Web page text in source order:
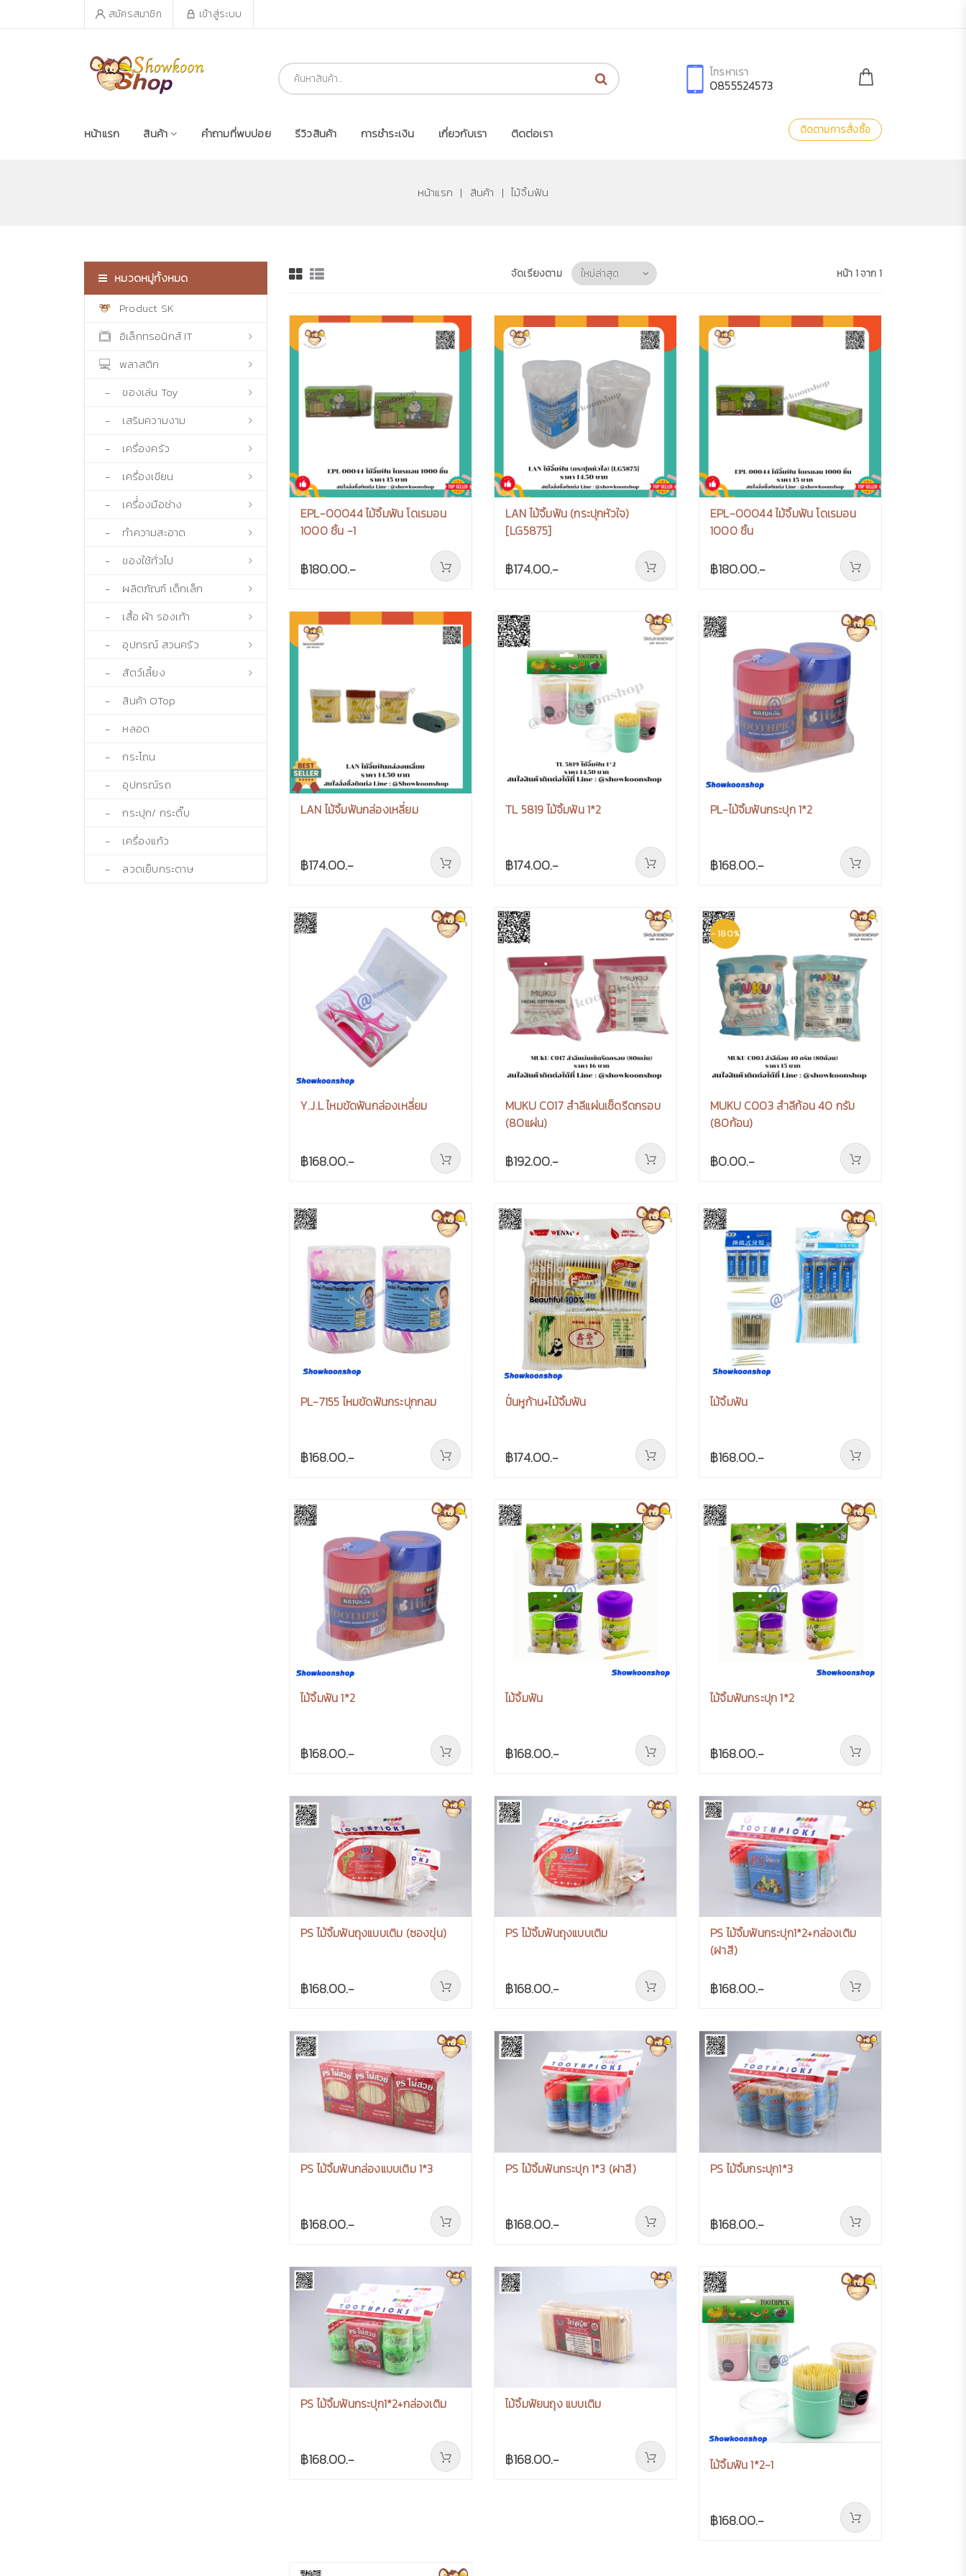
สมัครสมาชิก เข้าสู่ระบบ
โทรหาเรา
0855524573
หน้าแรก สินค้า คำถามที่พบบ่อย รีวิวสินค้า การชำระเงิน เกี่ยวกับเรา ติดต่อเรา ติดตามการสั่งซื้อ
หน้าแรก | สินค้า | ไม้จิ้มฟัน
หมวดหมู่ทั้งหมด
Product SK
อิเล็กทรอนิกส์ IT
พลาสติก
- ของเล่น Toy
- เสริมความงาม
- เครื่องครัว
- เครื่องเขียน
- เครื่่องมือช่าง
- ทำความสะอาด
- ของใช้ทั่วไป
- ผลิตภัณฑ์ เด็กเล็ก
- เสื้อ ผ้า รองเท้า
- อุปกรณ์ สวนครัว
- สัตว์เลี้ยง
- สินค้า OTop
- หลอด
- กระโถน
- อุปกรณ์รถ
- กระปุก/ กระติ๊บ
- เครื่องแก้ว
- ลวดเย็บกระดาษ
จัดเรียงตาม หน้า 1 จาก 1
EPL-00044 ไม้จิ้มฟัน โดเรมอน
1000 ชิ้น -1
฿180.00.-
LAN ไม้จิ้มฟัน (กระปุกหัวใจ)
[LG5875]
฿174.00.-
EPL-00044 ไม้จิ้มฟัน โดเรมอน
1000 ชิ้น
฿180.00.-
LAN ไม้จิ้มฟันกล่องเหลี่ยม
฿174.00.-
TL 5819 ไม้จิ้มฟัน 1*2
฿174.00.-
PL-ไม้จิ้มฟันกระปุก 1*2
฿168.00.-
Y.J.L ไหมขัดฟันกล่องเหลี่ยม
฿168.00.-
MUKU C017 สำลีแผ่นเช็ดรีดกรอบ
(80แผ่น)
฿192.00.-
- 180%
MUKU C003 สำลีก้อน 40 กรัม
(80ก้อน)
฿0.00.-
PL-7155 ไหมขัดฟันกระปุกกลม
฿168.00.-
ปั่นหูก้าน+ไม้จิ้มฟัน
฿174.00.-
ไม้จิ้มฟัน
฿168.00.-
ไม้จิ้มฟัน 1*2
฿168.00.-
ไม้จิ้มฟัน
฿168.00.-
ไม้จิ้มฟันกระปุก 1*2
฿168.00.-
PS ไม้จิ้มฟันถุงแบบเติม (ซองขุ่น)
฿168.00.-
PS ไม้จิ้มฟันถุงแบบเติม
฿168.00.-
PS ไม้จิ้มฟันกระปุก1*2+กล่องเติม
(ฝาสี)
฿168.00.-
PS ไม้จิ้มฟันกล่องแบบเติม 1*3
฿168.00.-
PS ไม้จิ้มฟันกระปุก 1*3 (ฝาสี)
฿168.00.-
PS ไม้จิ้มกระปุก1*3
฿168.00.-
PS ไม้จิ้มฟันกระปุก1*2+กล่องเติม
฿168.00.-
ไม้จิ้มฟัยนถุง แบบเติม
฿168.00.- ไม้จิ้มฟัน 1*2-1
฿168.00.-